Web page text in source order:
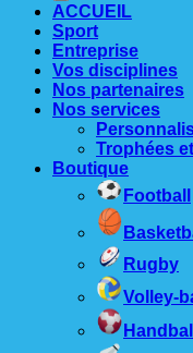
ACCUEIL
Sport
Entreprise
Vos disciplines
Nos partenaires
Nos services
Trophées
Boutique
Football
Rugby
Volley-
Handball